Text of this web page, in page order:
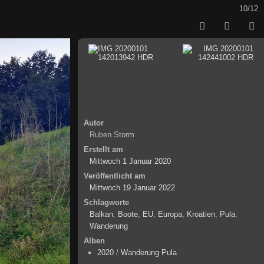
10/12
Autor
Ruben Storm
Erstellt am
Mittwoch 1 Januar 2020
Veröffentlicht am
Mittwoch 19 Januar 2022
Schlagworte
Balkan, Boote, EU, Europa, Kroatien, Pula,
Wanderung
Alben
2020 /Wanderung Pula